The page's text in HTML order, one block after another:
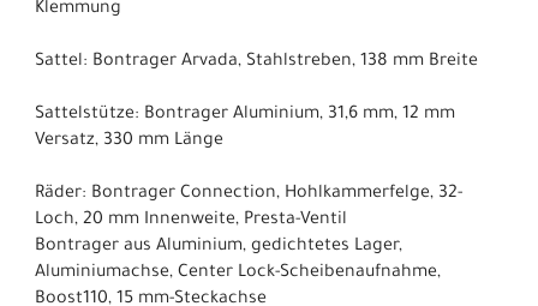
Klemmung
Sattel: Bontrager Arvada, Stahlstreben, 138 mm Breite
Sattelstütze: Bontrager Aluminium, 31,6 mm, 12 mm
Versatz, 330 mm Länge
Räder: Bontrager Connection, Hohlkammerfelge, 32-
Loch, 20 mm Innenweite, Presta-Ventil
Bontrager aus Aluminium, gedichtetes Lager,
Aluminiumachse, Center Lock-Scheibenaufnahme,
Boost110, 15 mm-Steckachse